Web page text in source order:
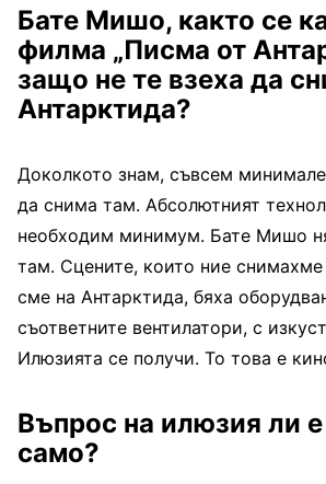
Бате Мишо, както се
филма „Писма от
защо не те взеха да
Антарктида?
Доколкото знам, съвсем
да снима там. Абсолютният
необходим минимум. Бате Мишо
там. Сцените, които ние
сме на Антарктида, бяха
съответните вентилатори, с
Илюзията се получи. То това е
Въпрос на илюзия ли
само?